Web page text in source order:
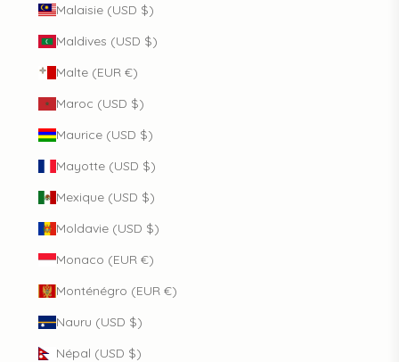
Malaisie (USD $)
Maldives (USD $)
Malte (EUR €)
Maroc (USD $)
Maurice (USD $)
Mayotte (USD $)
Mexique (USD $)
Moldavie (USD $)
Monaco (EUR €)
Monténégro (EUR €)
Nauru (USD $)
Népal (USD $)